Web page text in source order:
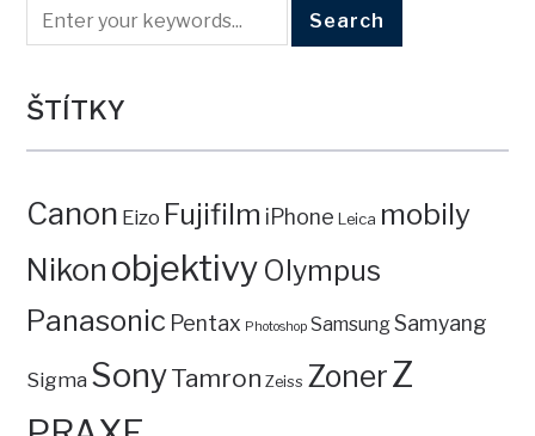
ŠTÍTKY
Canon Eizo Fujifilm iPhone Leica mobily
Nikon objektivy Olympus
Panasonic Pentax Photoshop SamsungSamyang
Sigma SonyTamron Zeiss ZonerZ